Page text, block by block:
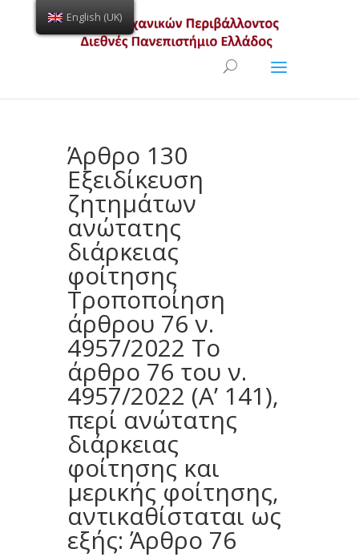
Open toolbar
Άρθρο 130
Εξειδίκευση
ζητημάτων
ανώτατης
διάρκειας
φοίτησης
Τροποποίηση
άρθρου 76 ν.
4957/2022 Το
άρθρο 76 του ν.
4957/2022 (Α’ 141),
περί ανώτατης
διάρκειας
φοίτησης και
μερικής φοίτησης,
αντικαθίσταται ως
εξής: Άρθρο 76
English (UK)